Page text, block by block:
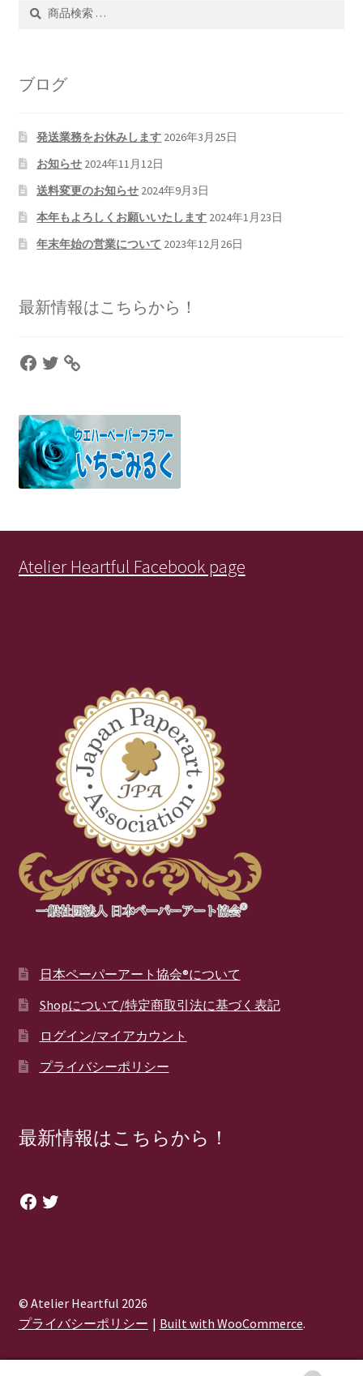
ブログ
発送業務をお休みします 2026年3月25日
お知らせ 2024年11月12日
送料変更のお知らせ 2024年9月3日
本年もよろしくお願いいたします 2024年1月23日
年末年始の営業について 2023年12月26日
最新情報はこちらから！
Facebook
Twitter
Atelier Heartful Facebook page
日本ペーパーアート協会®について
Shopについて/特定商取引法に基づく表記
ログイン/マイアカウント
プライバシーポリシー
最新情報はこちらから！
Facebook
Twitter
© Atelier Heartful 2026
プライバシーポリシー
Built with WooCommerce.